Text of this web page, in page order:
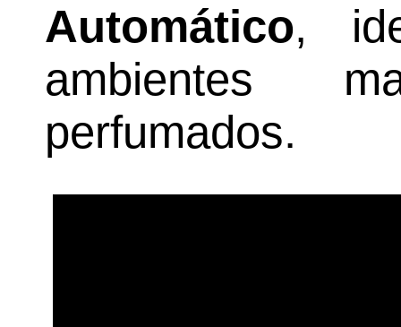
Automático,
ambientes
perfumados.